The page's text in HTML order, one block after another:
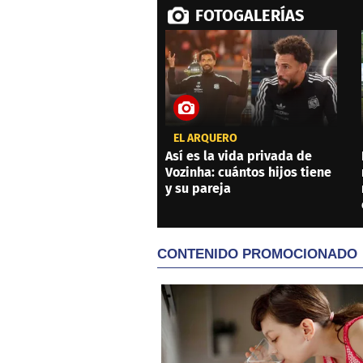
FOTOGALERÍAS
EL ARQUERO
Así es la vida privada de
Vozinha: cuántos hijos tiene
y su pareja